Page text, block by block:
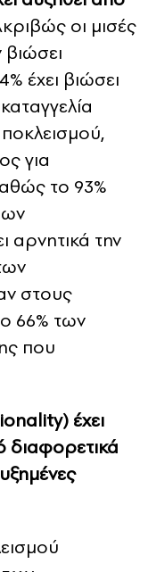
οι μισές
έχει βιώσει
για
το 93%
την
στους
66% των
που
έχει
διαφορετικά